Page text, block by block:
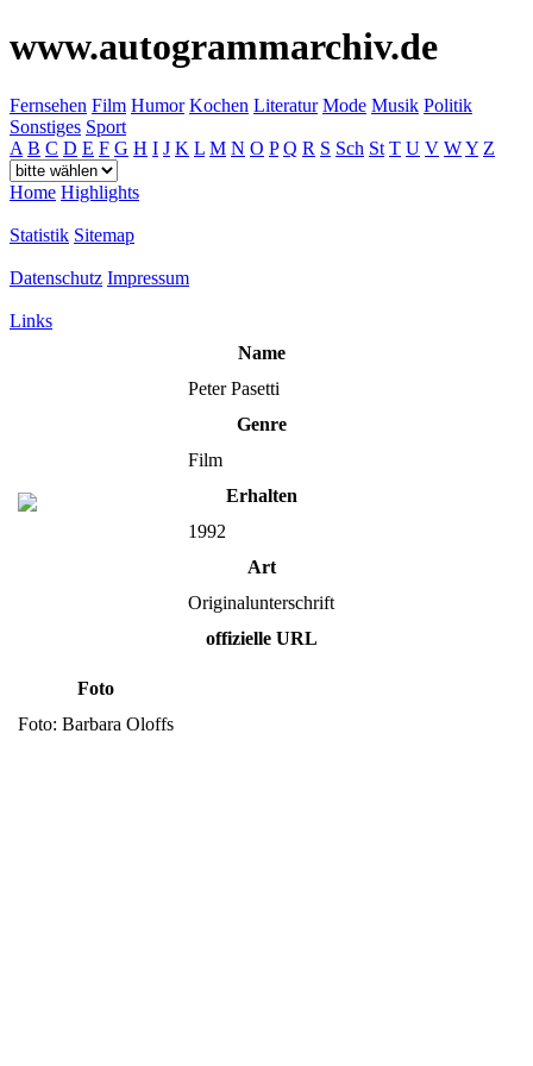
www.autogrammarchiv.de
Fernsehen Film Humor Kochen Literatur Mode Musik Politik
Sonstiges Sport
A B C D E F G H I J K L M N O P Q R S Sch St T U V WY Z
Home Highlights
Statistik Sitemap
Datenschutz Impressum
Links
Name
Peter Pasetti
Genre
Film
Erhalten
1992
Art
Originalunterschrift
offizielle URL
Foto
Foto: Barbara Oloffs